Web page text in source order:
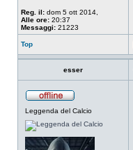
Reg. il: dom 5 ott 2014,
Alle ore: 20:37
Messaggi: 21223
Top
esser
Leggenda del Calcio